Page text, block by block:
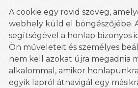
A cookie egy rövid szöveg,
webhely küld el böngészőjébe.
segítségével a honlap bizonyos
Ön műveleteit és személyes
nem kell azokat újra megadnia
alkalommal, amikor
egyik lapról átnavigál egy